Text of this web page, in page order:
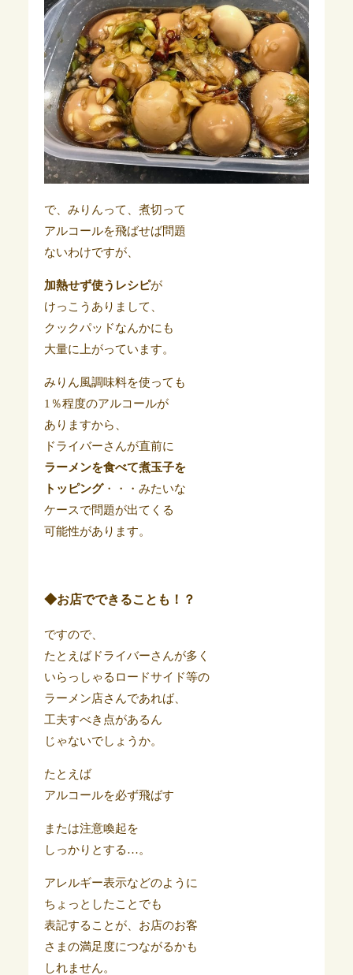
で、みりんって、煮切って
アルコールを飛ばせば問題
ないわけですが、
加熱せず使うレシピが
けっこうありまして、
クックパッドなんかにも
大量に上がっています。
みりん風調味料を使っても
1％程度のアルコールが
ありますから、
ドライバーさんが直前に
ラーメンを食べて煮玉子を
トッピング・・・みたいな
ケースで問題が出てくる
可能性があります。
◆お店でできることも！？
ですので、
たとえばドライバーさんが多く
いらっしゃるロードサイド等の
ラーメン店さんであれば、
工夫すべき点があるん
じゃないでしょうか。
たとえば
アルコールを必ず飛ばす
または注意喚起を
しっかりとする…。
アレルギー表示などのように
ちょっとしたことでも
表記することが、お店のお客
さまの満足度につながるかも
しれません。